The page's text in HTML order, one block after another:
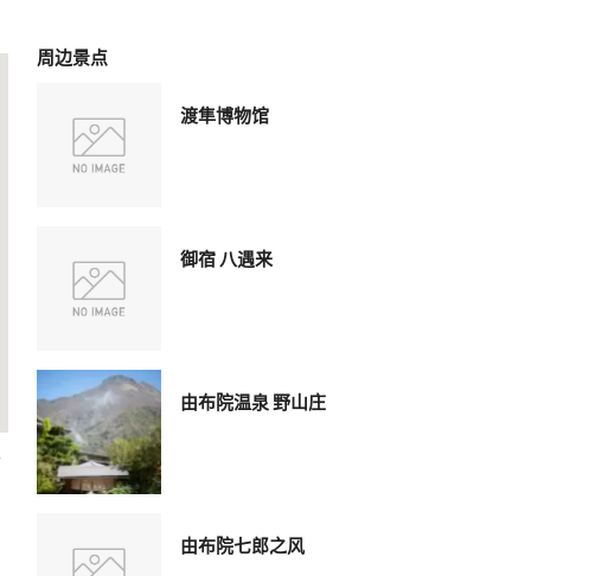
周边景点
渡隼博物馆
御宿 八遇来
由布院温泉 野山庄
由布院七郎之风